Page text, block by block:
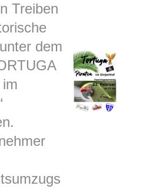
Treiben
dem